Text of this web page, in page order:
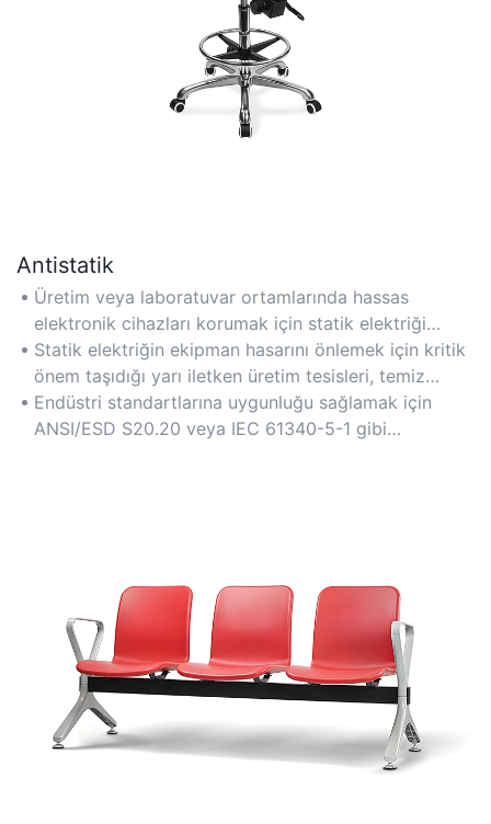
Antistatik
Üretim veya laboratuvar ortamlarında hassas
elektronik cihazları korumak için statik elektriği
dağıtmak üzere iletken kumaş veya karbon fiber gibi
ESD güvenli malzemelerle tasarlanmıştır.
Statik elektriğin ekipman hasarını önlemek için kritik
önem taşıdığı yarı iletken üretim tesisleri, temiz
odalar veya teknoloji iş yerleri için idealdir.
Endüstri standartlarına uygunluğu sağlamak için
ANSI/ESD S20.20 veya IEC 61340-5-1 gibi